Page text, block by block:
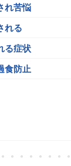
れ苦悩
れる
る症状
食防止